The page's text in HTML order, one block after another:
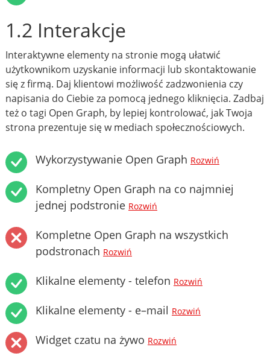
1.2 Interakcje
Interaktywne elementy na stronie mogą ułatwić
użytkownikom uzyskanie informacji lub skontaktowanie
się z firmą. Daj klientowi możliwość zadzwonienia czy
napisania do Ciebie za pomocą jednego kliknięcia. Zadbaj
też o tagi Open Graph, by lepiej kontrolować, jak Twoja
strona prezentuje się w mediach społecznościowych.
Wykorzystywanie Open Graph Rozwiń
Kompletny Open Graph na co najmniej
jednej podstronie Rozwiń
Kompletne Open Graph na wszystkich
podstronach Rozwiń
Klikalne elementy - telefon Rozwiń
Klikalne elementy - e–mail Rozwiń
Widget czatu na żywo Rozwiń